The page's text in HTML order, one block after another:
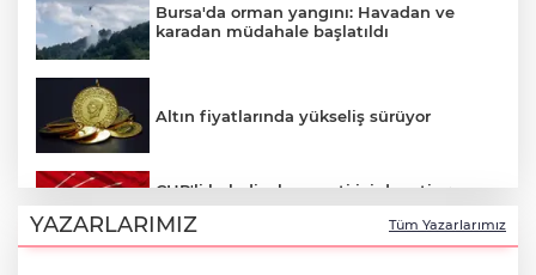
Bursa'da orman yangını: Havadan ve
karadan müdahale başlatıldı
Altın fiyatlarında yükseliş sürüyor
CHP'li belediyelere parti içi denetim:
Hakkında soruşturma olmayanlar da
incelenecek
YAZARLARIMIZ Tüm Yazarlarımız